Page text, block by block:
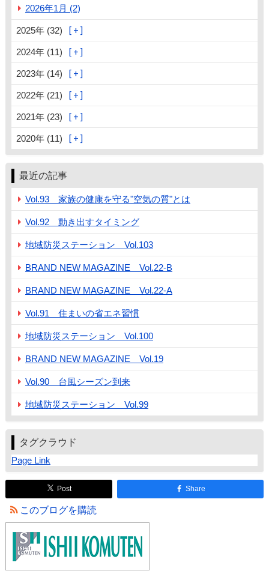
2026年1月 (2)
2025年 (32)
2024年 (11)
2023年 (14)
2022年 (21)
2021年 (23)
2020年 (11)
最近の記事
Vol.93 家族の健康を守る"空気の質"とは
Vol.92 動き出すタイミング
地域防災ステーション Vol.103
BRAND NEW MAGAZINE Vol.22-B
BRAND NEW MAGAZINE Vol.22-A
Vol.91 住まいの省エネ習慣
地域防災ステーション Vol.100
BRAND NEW MAGAZINE Vol.19
Vol.90 台風シーズン到来
地域防災ステーション Vol.99
タグクラウド
Page Link
Post Share
このブログを購読